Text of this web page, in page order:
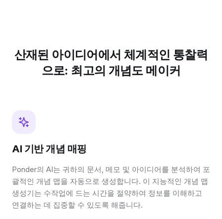
산재된 아이디어에서 체계적인 통찰력
으로: 최고의 개념도 메이커
AI 기반 개념 매핑
Ponder의 AI는 귀하의 문서, 메모 및 아이디어를 분석하여 포
괄적인 개념 맵을 자동으로 생성합니다. 이 지능적인 개념 맵
생성기는 수작업에 드는 시간을 절약하여 정보를 이해하고
연결하는 데 집중할 수 있도록 해줍니다.